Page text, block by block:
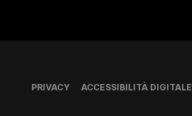
Piè di pagina
PRIVACY ACCESSIBILITÀ DIGITALE